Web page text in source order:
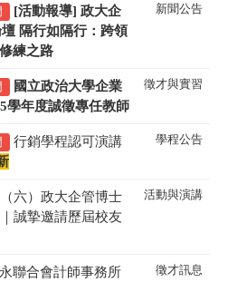
[活動報導] 政大企
隔行如隔行：跨領
練之路
新聞公告
國立政治大學企業
學年度誠徵專任教師
徵才與實習
行銷學程認可演講
學程公告
六）政大企管博士
誠摯邀請歷屆校友
活動與演講
永聯合會計師事務所
徵才訊息